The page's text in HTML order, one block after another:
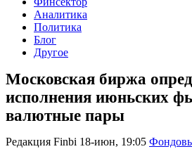
Аналитика
Политика
Блог
Другое
Московская биржа
исполнения июньских
валютные пары
Редакция Finbi 18-июн, 19:05